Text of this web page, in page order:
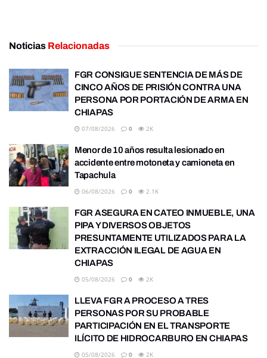
Noticias Relacionadas
FGR CONSIGUE SENTENCIA DE MÁS DE
CINCO AÑOS DE PRISIÓN CONTRA UNA
PERSONA POR PORTACIÓN DE ARMA EN
CHIAPAS
07/08/2026 0 2K
Menor de 10 años resulta lesionado en
accidente entre motoneta y camioneta en
Tapachula
06/08/2026 0 2.1K
FGR ASEGURA EN CATEO INMUEBLE, UNA
PIPA Y DIVERSOS OBJETOS
PRESUNTAMENTE UTILIZADOS PARA LA
EXTRACCIÓN ILEGAL DE AGUA EN
CHIAPAS
05/08/2026 0 2K
LLEVA FGR A PROCESO A TRES
PERSONAS POR SU PROBABLE
PARTICIPACIÓN EN EL TRANSPORTE
ILÍCITO DE HIDROCARBURO EN CHIAPAS
05/08/2026 0 2K